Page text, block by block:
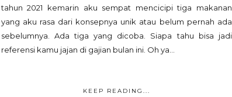
tahun 2021 kemarin aku sempat mencicipi tiga makanan
yang aku rasa dari konsepnya unik atau belum pernah ada
sebelumnya. Ada tiga yang dicoba. Siapa tahu bisa jadi
referensi kamu jajan di gajian bulan ini. Oh ya...
KEEP READING...